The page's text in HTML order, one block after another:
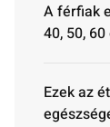
A férfiak
40, 50,
Ezek az